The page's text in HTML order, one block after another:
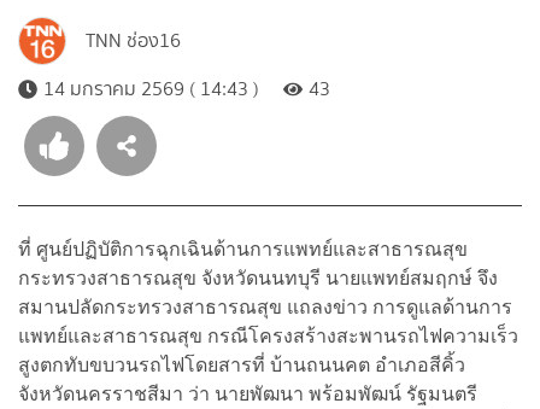
TNN ช่อง16
14 มกราคม 2569 ( 14:43 )
43
ที่ ศูนย์ปฏิบัติการฉุกเฉินด้านการแพทย์และสาธารณสุข
กระทรวงสาธารณสุข จังหวัดนนทบุรี นายแพทย์สมฤกษ์ จึง
สมานปลัดกระทรวงสาธารณสุข แถลงข่าว การดูแลด้านการ
แพทย์และสาธารณสุข กรณีโครงสร้างสะพานรถไฟความเร็ว
สูงตกทับขบวนรถไฟโดยสารที่ บ้านถนนคต อำเภอสีคิ้ว
จังหวัดนครราชสีมา ว่า นายพัฒนา พร้อมพัฒน์ รัฐมนตรี